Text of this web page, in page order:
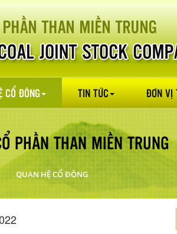
CỔ ĐÔNG TIN TỨC ĐƠN VỊ
PHẦN THAN MIỀN TRUNG
QUAN HỆ CỔ ĐÔNG